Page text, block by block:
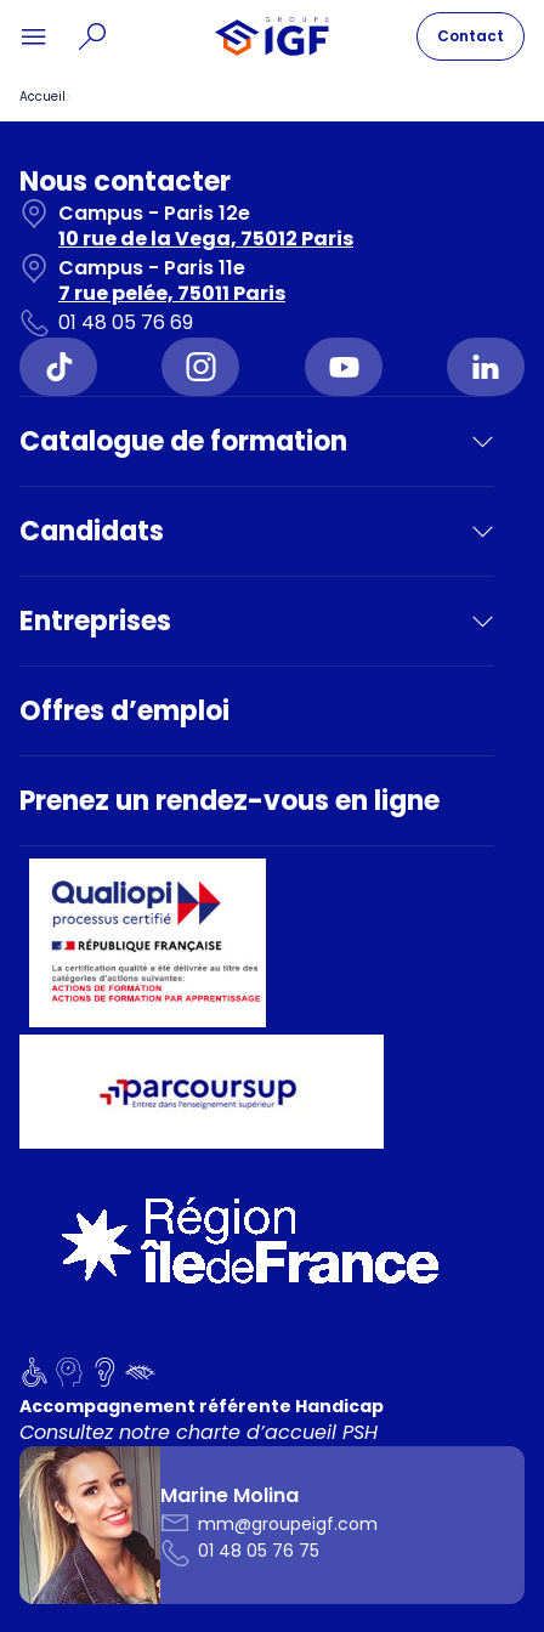
Contact
Accueil
Nous contacter
Campus - Paris 12e
10 rue de la Vega, 75012 Paris
Campus - Paris 11e
7 rue pelée, 75011 Paris
01 48 05 76 69
Catalogue de formation
Candidats
Entreprises
Offres d’emploi
Prenez un rendez-vous en ligne
Accompagnement référente Handicap
Consultez notre charte d’accueil PSH
Marine Molina
mm@groupeigf.com
01 48 05 76 75